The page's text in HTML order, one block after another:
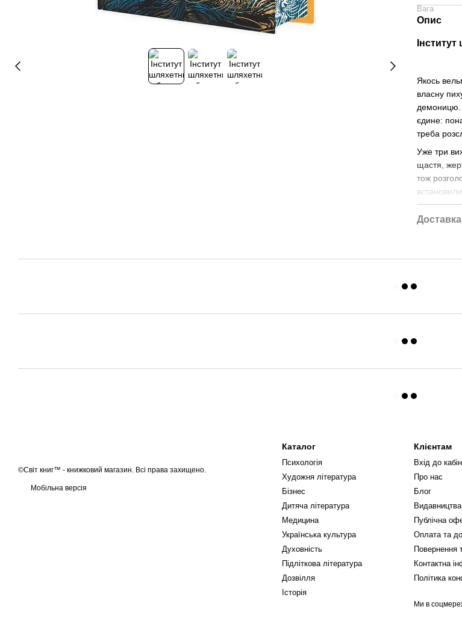
Вага
Опис
Якось
власну
демоницю.
єдине:
треба
Уже три
щастя,
тож
Доставка
©Світ книг™ - книжковий магазин. Всі права захищено.
Мобільна версія
Каталог
Психологія
Художня література
Бізнес
Дитяча література
Медицина
Українська культура
Духовність
Підліткова література
Дозвілля
Історія
Клієнтам
Вхід до
Про нас
Блог
Видавництва
Публічна
Оплата та
Повернення
Контактна
Політика
Ми в